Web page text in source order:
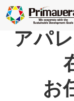
アパ
お